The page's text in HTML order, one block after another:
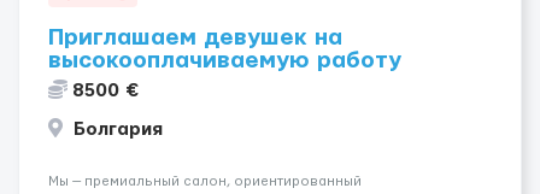
Приглашаем девушек на
высокооплачиваемую работу
8500 €
Болгария
Мы — премиальный салон, ориентированный